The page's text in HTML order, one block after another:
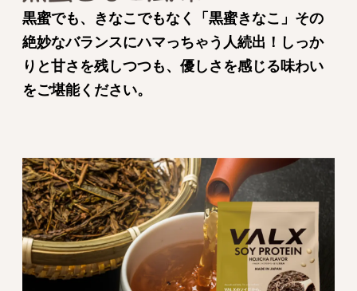
黒蜜でも、きなこでもなく「黒蜜きなこ」その
絶妙なバランスにハマっちゃう人続出！しっか
りと甘さを残しつつも、優しさを感じる味わい
をご堪能ください。